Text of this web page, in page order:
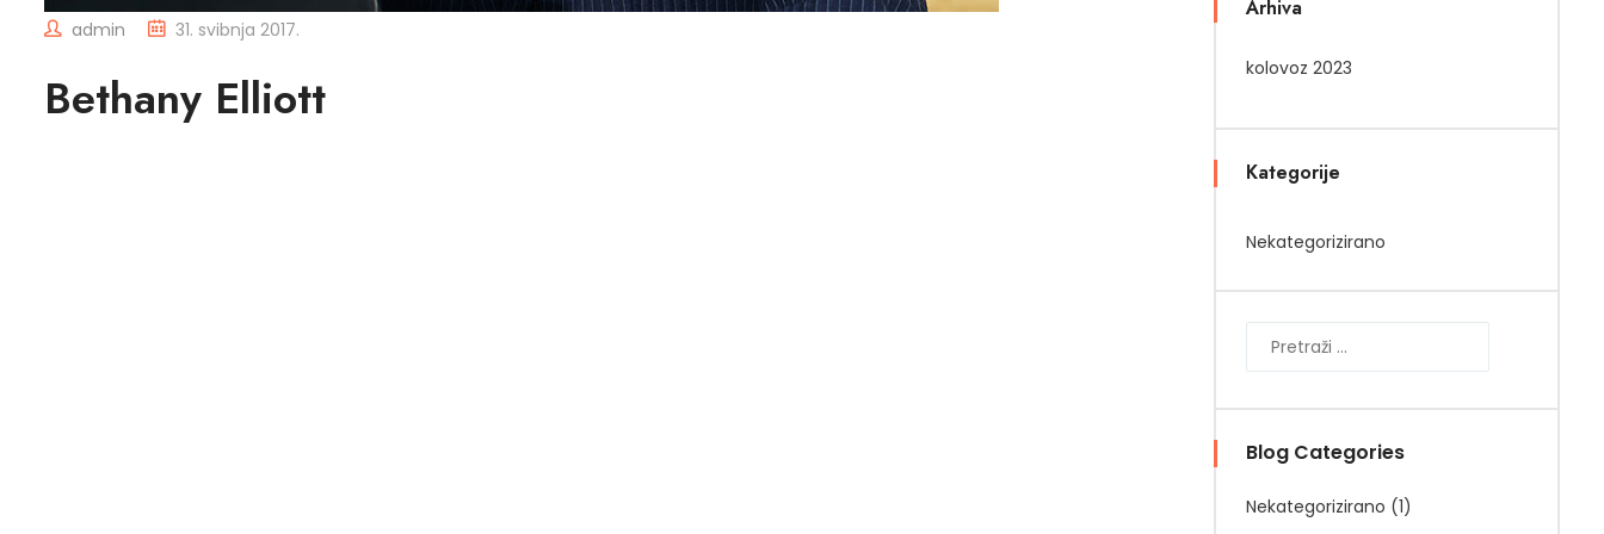
admin 31. svibnja 2017.
Bethany Elliott
Arhiva
kolovoz 2023
Kategorije
Nekategorizirano
Blog Categories
Nekategorizirano (1)